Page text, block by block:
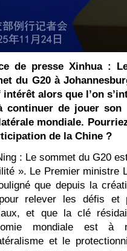
de presse Xinhua :
du G20 à
intérêt alors que l’on
continuer de jouer son
mondiale.
de la Chine ?
: Le sommet du G20
». Le Premier ministre
que depuis la
relever les défis et
et que la clé
mondiale est à
et le